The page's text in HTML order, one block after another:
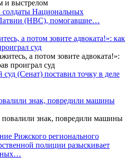
Национальных
(НВС), помогавшие…
а потом зовите адвоката!»: как
суд
(Сенат) поставил точку в деле
знак, повредили машины
Рижского регионального
полиции разыскивает